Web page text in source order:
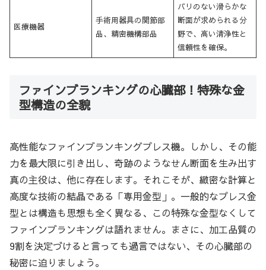
医療機器
手術用器具の関節部
品、精密機構部品
バリのない滑らかな
断面が求められる分
野で、高い清浄性と
信頼性を確保。
ファインブランキングの心臓部！特殊な金
型構造の全貌
高性能なファインブランキングプレス機。しかし、その能
力を最大限に引き出し、奇跡のようなせん断面を生み出す
真の主役は、他に存在します。それこそが、緻密な計算と
高度な技術の結晶である「専用金型」。一般的なプレス金
型とは構造も思想も全く異なる、この特殊な金型なくして
ファインブランキングは語れません。まさに、加工品質の
9割を決定づけると言っても過言ではない、その心臓部の
秘密に迫りましょう。